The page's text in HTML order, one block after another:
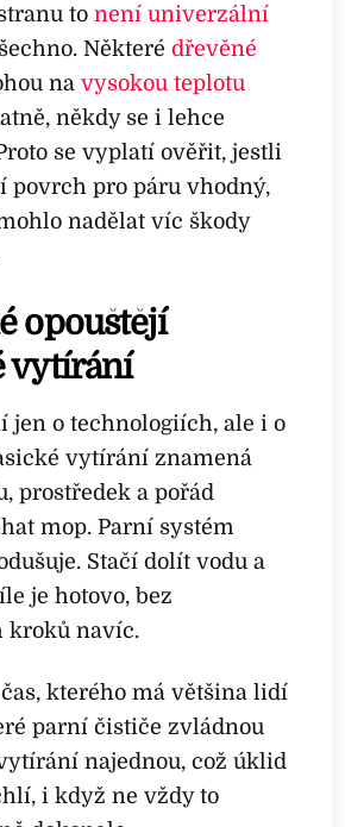
tonení univerzální
Některédřevěné
navysokou teplotu
někdy se i lehce
se vyplatí ověřit, jestli
povrch pro páru vhodný,
nadělat víc škody
opouštějí
vytírání
jen o technologiích, ale i o
vytírání znamená
prostředek a pořád
mop. Parní systém
Stačí dolít vodu a
je hotovo, bez
kroků navíc.
kterého má většina lidí
parní čističe zvládnou
najednou, což úklid
i když ne vždy to